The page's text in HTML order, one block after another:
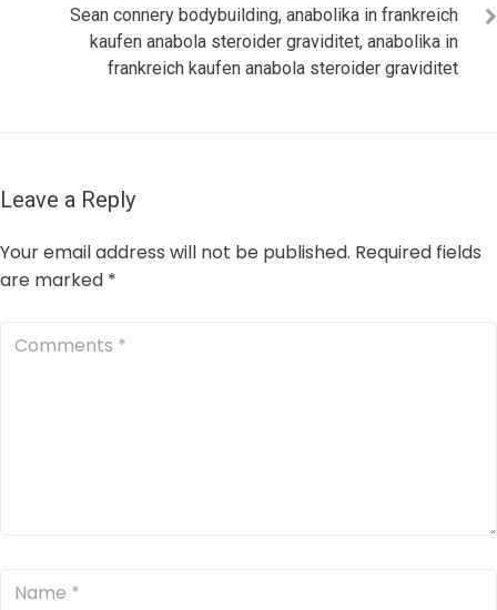
Sean connery bodybuilding, anabolika in frankreich
kaufen anabola steroider graviditet, anabolika in
frankreich kaufen anabola steroider graviditet
Leave a Reply
Your email address will not be published. Required fields
are marked *